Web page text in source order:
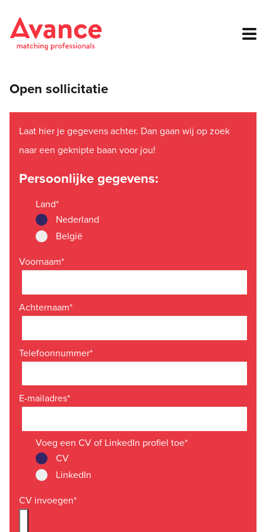
Open sollicitatie
Laat hier je gegevens achter. Dan gaan wij op zoek
naar een geknipte baan voor jou!
Persoonlijke gegevens:
Land*
Nederland
België
Voornaam*
Achternaam*
Telefoonnummer*
E-mailadres*
Voeg een CV of LinkedIn profiel toe*
CV
LinkedIn
CV invoegen*